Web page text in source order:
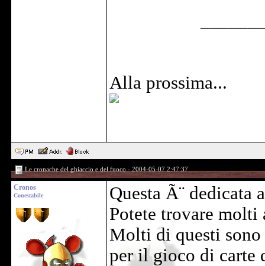
Alla prossima...
Le cronache del ghiaccio e del fuoco - 2004-05-07 2:47:37
Cronos
Conestabile
Questa Ã¨ dedicata
Potete trovare
Molti di questi
per il gioco di carte